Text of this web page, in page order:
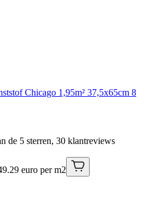
Chicago 1,95m² 37,5x65cm 8
de 5 sterren, 30 klantreviews
euro per m2